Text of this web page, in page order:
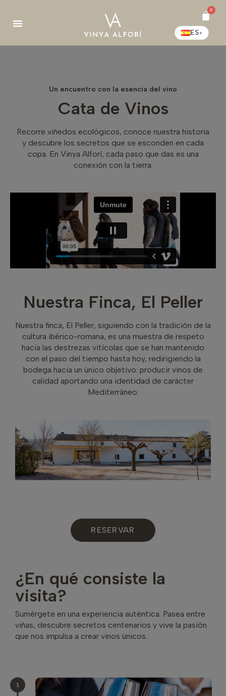
0
ES▾
Un encuentro con la esencia del vino
Cata de Vinos
Recorre viñedos ecológicos, conoce nuestra historia
y descubre los secretos que se esconden en cada
copa. En Vinya Alforí, cada paso que das es una
conexión con la tierra.
Nuestra Finca, El Peller
Nuestra finca, El Peller, siguiendo con la tradición de la
cultura ibérico-romana, es una muestra de respeto
hacia las destrezas vitícolas que se han mantenido
con el paso del tiempo hasta hoy, redirigiendo la
bodega hacia un único objetivo: producir vinos de
calidad aportando una identidad de carácter
Mediterráneo.
RESERVAR
¿En qué consiste la
visita?
Sumérgete en una experiencia auténtica. Pasea entre
viñas, descubre secretos centenarios y vive la pasión
que nos impulsa a crear vinos únicos.
1